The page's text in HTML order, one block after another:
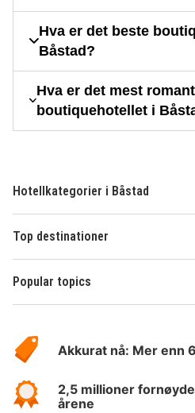
Hva er det beste
Båstad?
Hva er det mest
boutiquehotellet i
Hotellkategorier i Båstad
Top destinationer
Popular topics
Hotelspecials
Akkurat nå: Mer enn
2,5 millioner
årene